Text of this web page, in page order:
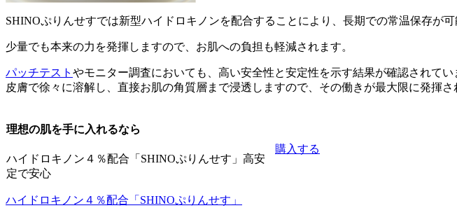
SHINOぷりんせすでは新型ハイドロキノンを配合することにより、長期での常温保存が可
少量でも本来の力を発揮しますので、お肌への負担も軽減されます。
パッチテスト やモニター調査においても、高い安全性と安定性を示す結果が確認されてい
皮膚で徐々に溶解し、直接お肌の角質層まで浸透しますので、その働きが最大限に発揮さ
理想の肌を手に入れるなら
ハイドロキノン４％配合「SHINOぷりんせす」高安
定で安心
購入する
ハイドロキノン４％配合「SHINOぷりんせす」